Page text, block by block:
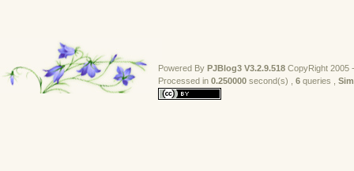
Powered By PJBlog3 V3.2.9.518 CopyRight 2005
Processed in 0.250000 second(s) , 6 queries ,